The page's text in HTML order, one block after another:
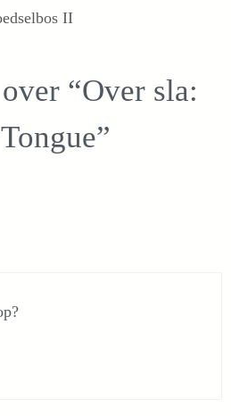
II
“Over sla: